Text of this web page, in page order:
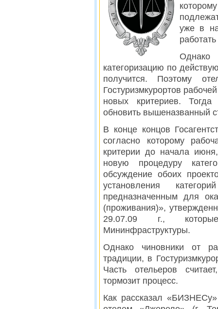
уже в
категоризацию по
получится. Поэтому
Гостуризмкурортов
новых критериев.
обновить вышеназванный
В конце концов
согласно которому
критерии до начала
новую процедуру
обсуждение обоих
установления
предназначенным для
(проживания)»,
29.07.09 г.,
Мининфраструктуры.
Однако чиновники от
традиции, в
Часть отельеров
тормозит процесс.
Как рассказал